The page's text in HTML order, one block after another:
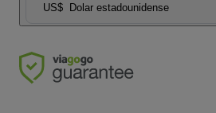
US$ Dolar estadounidense